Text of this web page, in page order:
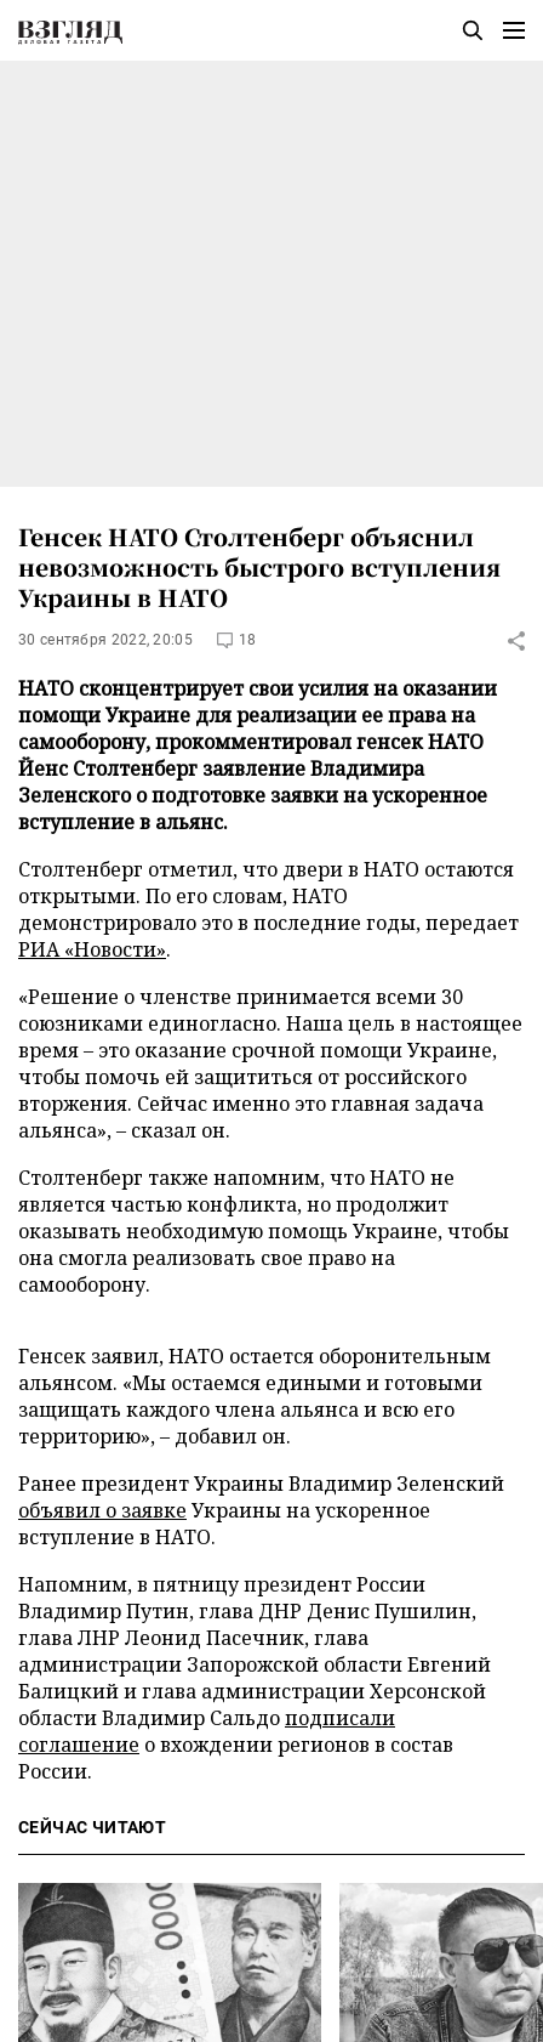
Генсек НАТО Столтенберг объяснил
невозможность быстрого вступления
Украины в НАТО
30 сентября 2022, 20:05 18
НАТО сконцентрирует свои усилия на оказании
помощи Украине для реализации ее права на
самооборону, прокомментировал генсек НАТО
Йенс Столтенберг заявление Владимира
Зеленского о подготовке заявки на ускоренное
вступление в альянс.
Столтенберг отметил, что двери в НАТО остаются
открытыми. По его словам, НАТО
демонстрировало это в последние годы, передает
РИА «Новости».
«Решение о членстве принимается всеми 30
союзниками единогласно. Наша цель в настоящее
время – это оказание срочной помощи Украине,
чтобы помочь ей защититься от российского
вторжения. Сейчас именно это главная задача
альянса», – сказал он.
Столтенберг также напомним, что НАТО не
является частью конфликта, но продолжит
оказывать необходимую помощь Украине, чтобы
она смогла реализовать свое право на
самооборону.
Генсек заявил, НАТО остается оборонительным
альянсом. «Мы остаемся едиными и готовыми
защищать каждого члена альянса и всю его
территорию», – добавил он.
Ранее президент Украины Владимир Зеленский
объявил о заявке Украины на ускоренное
вступление в НАТО.
Напомним, в пятницу президент России
Владимир Путин, глава ДНР Денис Пушилин,
глава ЛНР Леонид Пасечник, глава
администрации Запорожской области Евгений
Балицкий и глава администрации Херсонской
области Владимир Сальдоподписали
соглашение о вхождении регионов в состав
России.
СЕЙЧАС ЧИТАЮТ